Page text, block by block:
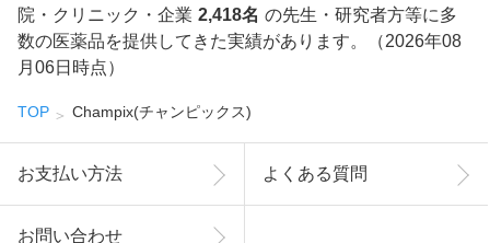
院・クリニック・企業 2,418名 の先生・研究者方等に多
数の医薬品を提供してきた実績があります。（2026年08
月06日時点）
TOP Champix(チャンピックス)
お支払い方法 よくある質問
お問い合わせ